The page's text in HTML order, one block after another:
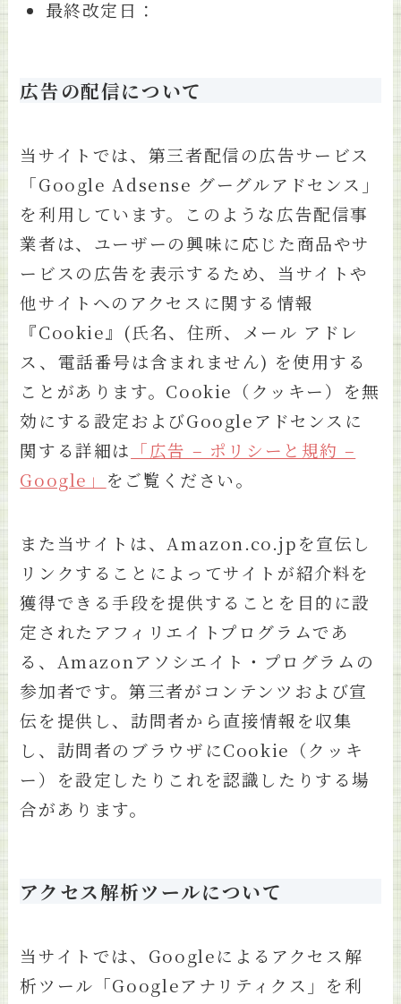
最終改定日：
広告の配信について
当サイトでは、第三者配信の広告サービス
「Google Adsense グーグルアドセンス」
を利用しています。このような広告配信事
業者は、ユーザーの興味に応じた商品やサ
ービスの広告を表示するため、当サイトや
他サイトへのアクセスに関する情報
『Cookie』(氏名、住所、メール アドレ
ス、電話番号は含まれません) を使用する
ことがあります。Cookie（クッキー）を無
効にする設定およびGoogleアドセンスに
関する詳細は 「広告 – ポリシーと規約 –
Google」 をご覧ください。
また当サイトは、Amazon.co.jpを宣伝し
リンクすることによってサイトが紹介料を
獲得できる手段を提供することを目的に設
定されたアフィリエイトプログラムであ
る、Amazonアソシエイト・プログラムの
参加者です。第三者がコンテンツおよび宣
伝を提供し、訪問者から直接情報を収集
し、訪問者のブラウザにCookie（クッキ
ー）を設定したりこれを認識したりする場
合があります。
アクセス解析ツールについて
当サイトでは、Googleによるアクセス解
析ツール「Googleアナリティクス」を利